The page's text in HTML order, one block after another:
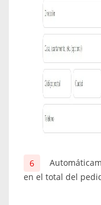
en el total del